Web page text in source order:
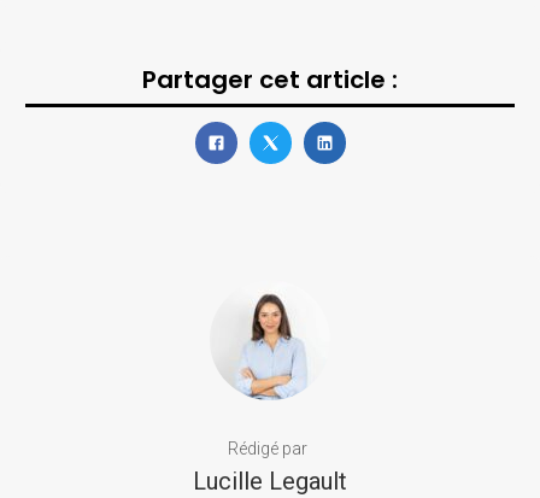
Partager cet article :
Rédigé par
Lucille Legault